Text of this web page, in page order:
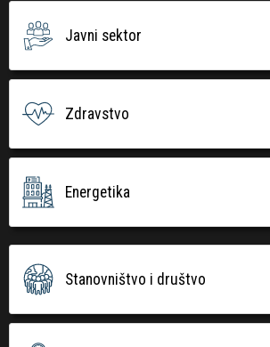
Javni sektor
Zdravstvo
Energetika
Stanovništvo i društvo